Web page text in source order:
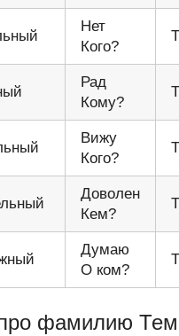
Нет
Кого?
Рад
Кому?
Вижу
Кого?
Доволен
Кем?
Думаю
О ком?
фамилию